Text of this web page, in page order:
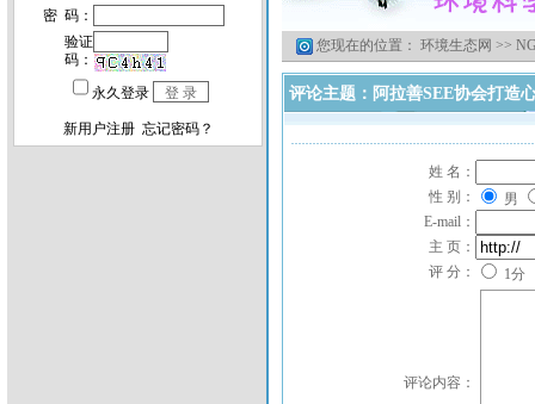
您现在的位置： 环境生态网 >>
评论主题：阿拉善SEE协会打造
姓 名：
性 别：
男
E-mail：
主 页：
评 分：
1分
评论内容：